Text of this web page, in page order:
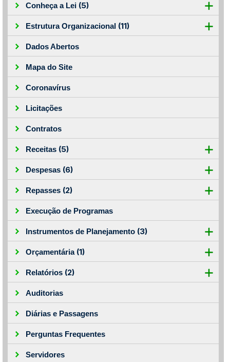
Conheça a Lei (5)
Estrutura Organizacional (11)
Dados Abertos
Mapa do Site
Coronavírus
Licitações
Contratos
Receitas (5)
Despesas (6)
Repasses (2)
Execução de Programas
Instrumentos de Planejamento (3)
Orçamentária (1)
Relatórios (2)
Auditorias
Diárias e Passagens
Perguntas Frequentes
Servidores